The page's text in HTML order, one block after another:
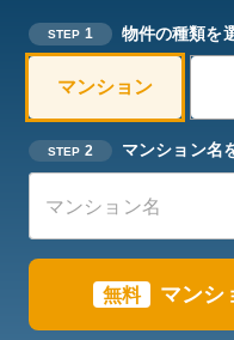
STEP 1 物件の種類を
マンション
STEP 2 マンション名
無料 マンシ